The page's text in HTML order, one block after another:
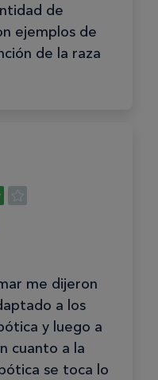
de
ejemplos de
de la raza
me dijeron
a los
y luego a
cuanto a la
se toca lo